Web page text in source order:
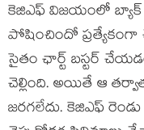
కెజిఎఫ్ విజయంలో బ్యాక్
పోషించిందో ప్రత్యేకంగా
సైతం ఛార్ట్ బస్టర్
చెల్లింది. అయితే ఆ
జరగలేదు. కెజిఎఫ్